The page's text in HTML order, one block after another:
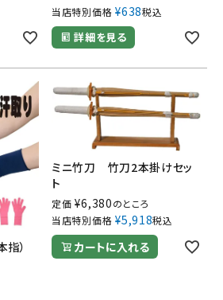
当店特別価格 ¥638税込
詳細を見る
指）
ミニ竹刀 竹刀2本掛けセッ
ト
定価 ¥6,380のところ
当店特別価格 ¥5,918税込
カートに入れる